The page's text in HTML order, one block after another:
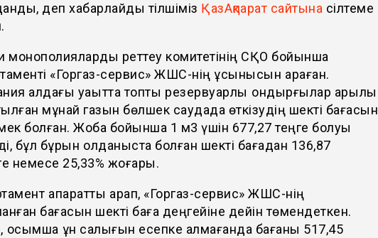
деп хабарлайды тілшіміз ҚазАқпарат сайтына сілтеме
монополияларды реттеу комитетінің СҚО бойынша
«Горгаз-сервис» ЖШС-нің ұсынысын қараған.
алдағы уақытта топтық резервуарлық қондырғылар арқылы
мұнай газын бөлшек саудада өткізудің шекті бағасын
болған. Жоба бойынша 1 м3 үшін 677,27 теңге болуы
бұл бұрын қолданыста болған шекті бағадан 136,87
немесе 25,33% жоғары.
ақпаратты қарап, «Горгаз-сервис» ЖШС-нің
бағасын шекті баға деңгейіне дейін төмендеткен.
қосымша құн салығын есепке алмағанда бағаны 517,45